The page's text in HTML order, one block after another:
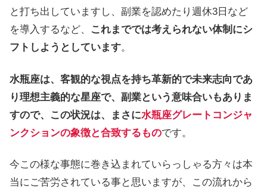
と打ち出していますし、副業を認めたり週休3日など
を導入するなど、
これまででは考えられない体制にシ
フトしようとしています。
水瓶座は、客観的な視点を持ち革新的で未来志向であ
り理想主義的な星座で、副業という意味合いもありま
すので、この状況は、まさに水瓶座グレートコンジャ
ンクションの象徴と合致するものです。
今この様な事態に巻き込まれていらっしゃる方々は本
当にご苦労されている事と思いますが、この流れから